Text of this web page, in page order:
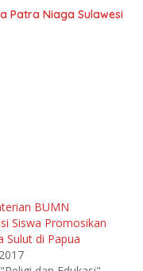
Patra Niaga Sulawesi
BUMN
Siswa Promosikan
Sulut di Papua